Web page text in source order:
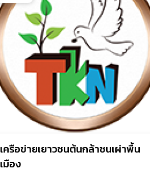
เครือข่ายเยาวชนต้นกล้าชนเผ่าพื้น
เมือง